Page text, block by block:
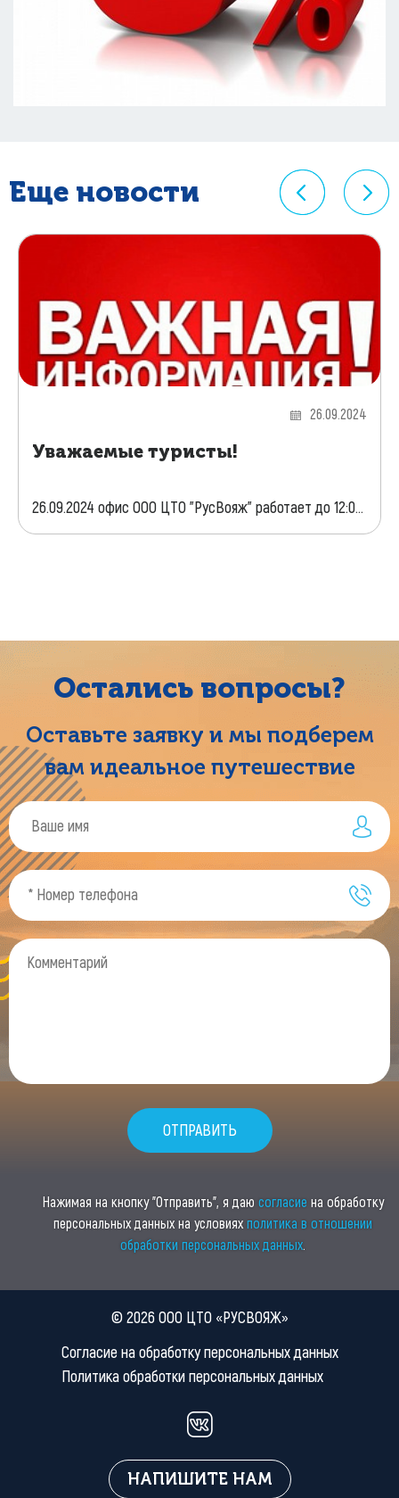
Еще новости
26.09.2024
Уважаемые туристы!
26.09.2024 офис ООО ЦТО "РусВояж" работает до 12:0...
Остались вопросы?
Оставьте заявку и мы подберем
вам идеальное путешествие
Нажимая на кнопку "Отправить", я даю согласие на обработку
персональных данных на условиях политика в отношении
обработки персональных данных.
© 2026 ООО ЦТО «РУСВОЯЖ»
Согласие на обработку персональных данных
Политика обработки персональных данных
НАПИШИТЕ НАМ